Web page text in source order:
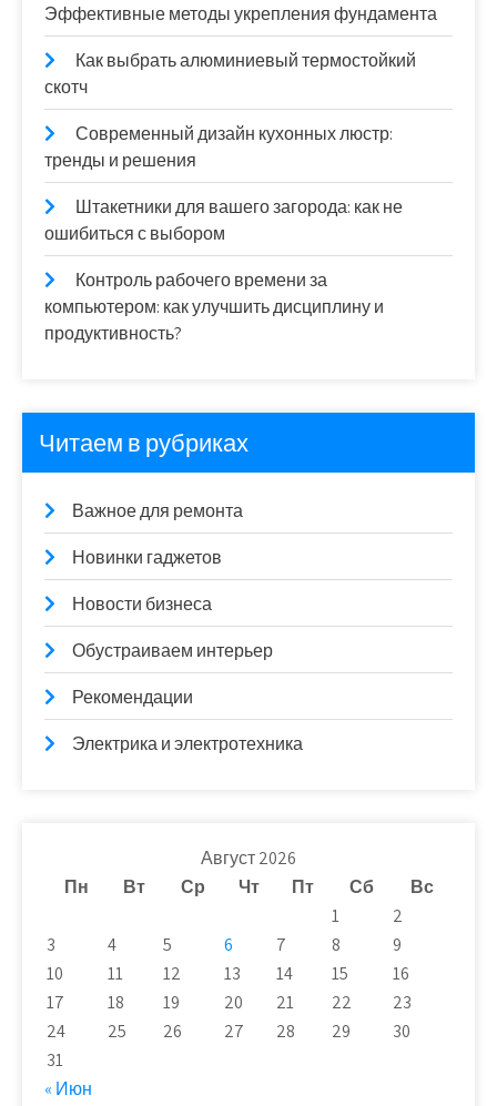
Эффективные методы укрепления фундамента
Как выбрать алюминиевый термостойкий
скотч
Современный дизайн кухонных люстр:
тренды и решения
Штакетники для вашего загорода: как не
ошибиться с выбором
Контроль рабочего времени за
компьютером: как улучшить дисциплину и
продуктивность?
Читаем в рубриках
Важное для ремонта
Новинки гаджетов
Новости бизнеса
Обустраиваем интерьер
Рекомендации
Электрика и электротехника
Август 2026
Пн
Вт Ср Чт Пт Сб
Вс
1
2
3
4 5 6 7 8
9
10
11 12 13 14 15
16
17
18 19 20 21 22
23
24
25 26 27 28 29
30
31
« Июн